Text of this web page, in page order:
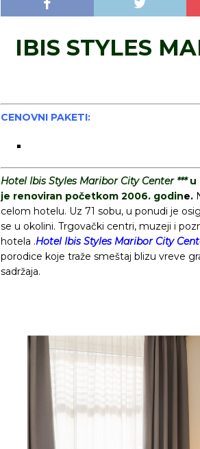
IBIS STYLES
CENOVNI PAKETI:
Hotel Ibis Styles Maribor City Center ***u
je renoviran početkom 2006. godine.
celom hotelu. Uz 71 sobu, u ponudi je
se u okolini. Trgovački centri, muzeji i
hotela .Hotel Ibis Styles Maribor City
porodice koje traže smeštaj blizu vreve
sadržaja.